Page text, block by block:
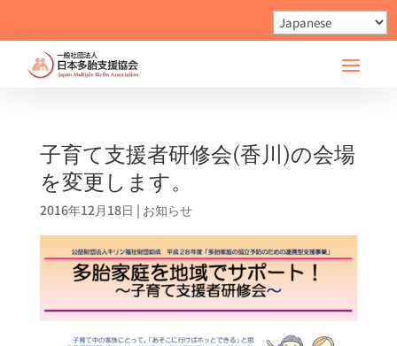
子育て支援者研修会(香川)の会場
を変更します。
2016年12月18日 | お知らせ